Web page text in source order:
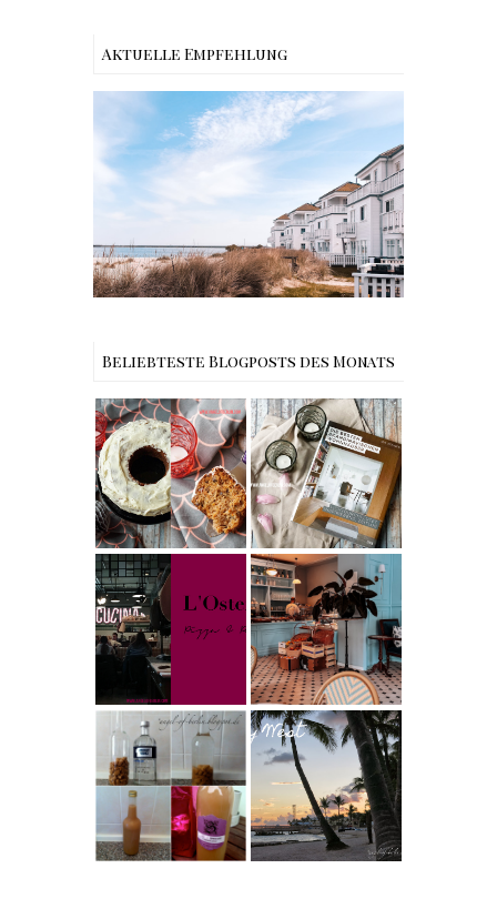
Aktuelle Empfehlung
Reisen - Schleiregion
Beliebteste Blogposts des Monats
Rezept |
Weltbester
Carrot Cake
mit Cream
Cheese
Frosting nach
Cynthia
Barcomi –
einfach &
saftig
Buchtipps - Die
besten
Skandinavische
n Wohnhäuser |
The Nina
Edition
My Berlin -
L'Osteria | The
Nina Edition
Berlin | Café
L’Berg –
Französischer
Charme mitten
in Berlin-
Wilmersdorf
Rezept |
Karamell-
Wodka selber
machen –
einfaches
Rezept &
Geschenkidee
Reisen - Florida
Roadtrip Part II:
Miami South
Beach bis Key
West | The Nina
Edition